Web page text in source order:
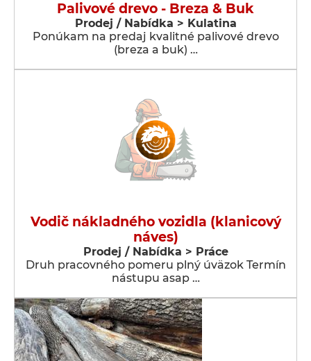
Palivové drevo - Breza & Buk
Prodej / Nabídka > Kulatina
Ponúkam na predaj kvalitné palivové drevo
(breza a buk) …
Vodič nákladného vozidla (klanicový
náves)
Prodej / Nabídka > Práce
Druh pracovného pomeru plný úväzok Termín
nástupu asap …